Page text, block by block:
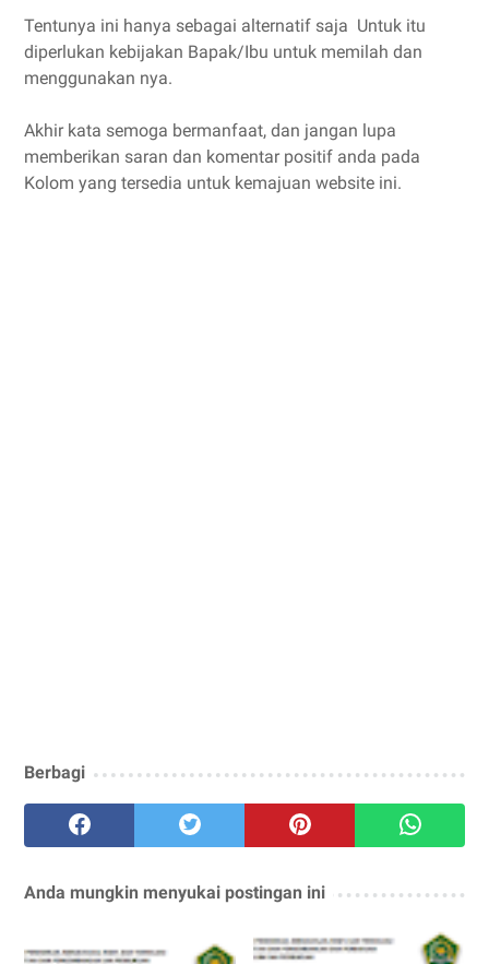
Tentunya ini hanya sebagai alternatif saja Untuk itu
diperlukan kebijakan Bapak/Ibu untuk memilah dan
menggunakan nya.
Akhir kata semoga bermanfaat, dan jangan lupa
memberikan saran dan komentar positif anda pada
Kolom yang tersedia untuk kemajuan website ini.
Berbagi
Anda mungkin menyukai postingan ini